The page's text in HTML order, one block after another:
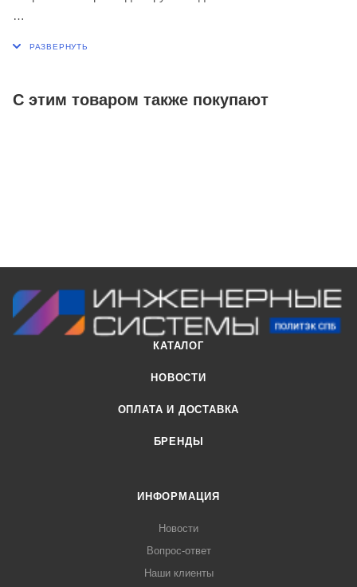
необходимости обогнуть угол или архитектурный выступ.
С этим товаром также покупают
КАТАЛОГ
НОВОСТИ
ОПЛАТА И ДОСТАВКА
БРЕНДЫ
ИНФОРМАЦИЯ
Новости
Вопрос-ответ
Наши клиенты